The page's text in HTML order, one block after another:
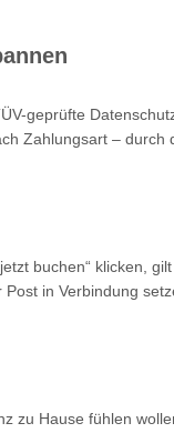
geprüfte
Zahlungsart –
buchen“ klicken,
in Verbindung
Hause fühlen